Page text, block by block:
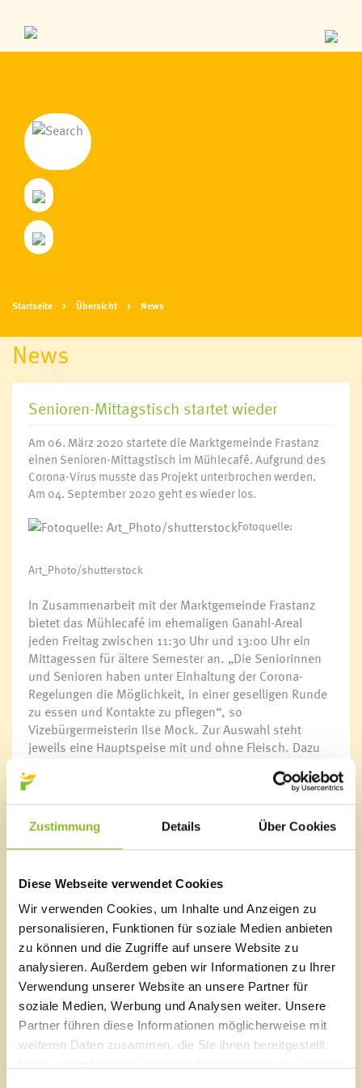
Zustimmung Details Über Cookies
Diese Webseite verwendet Cookies
Wir verwenden Cookies, um Inhalte und Anzeigen zu
personalisieren, Funktionen für soziale Medien anbieten
zu können und die Zugriffe auf unsere Website zu
analysieren. Außerdem geben wir Informationen zu Ihrer
Verwendung unserer Website an unsere Partner für
soziale Medien, Werbung und Analysen weiter. Unsere
Partner führen diese Informationen möglicherweise mit
weiteren Daten zusammen, die Sie ihnen bereitgestellt
Startseite Übersicht News
News
Senioren-Mittagstisch startet wieder
Am 06. März 2020 startete die Marktgemeinde Frastanz
einen Senioren-Mittagstisch im Mühlecafé. Aufgrund des
Corona-Virus musste das Projekt unterbrochen werden.
Am 04. September 2020 geht es wieder los.
Fotoquelle:
Art_Photo/shutterstock
In Zusammenarbeit mit der Marktgemeinde Frastanz
bietet das Mühlecafé im ehemaligen Ganahl-Areal
jeden Freitag zwischen 11:30 Uhr und 13:00 Uhr ein
Mittagessen für ältere Semester an. „Die Seniorinnen
und Senioren haben unter Einhaltung der Corona-
Regelungen die Möglichkeit, in einer geselligen Runde
zu essen und Kontakte zu pflegen“, so
Vizebürgermeisterin Ilse Mock. Zur Auswahl steht
jeweils eine Hauptspeise mit und ohne Fleisch. Dazu
Bei einem Aufpreis von 1,50 Euro gibt es Salat und
Suppe zur Hauptspeise dazu.
Anmeldung & Fahrdienst
Der Senioren-Mittagstisch startet wieder am
Feiertagen, angeboten. Anmeldungen sind in der
Bürgerservice-Stelle im Rathaus unter der Tel.Nr. 05522
51534 oder direkt beim Mühlecafé unter der Tel.Nr.
05522 51596 120 möglich. Anmeldeschluss ist jeweils
einen Tag vorher. Wer einen Fahrdienst benötigt, bitte
in der Bürgerservice-Stelle anrufen!
Marktgemeinde Frastanz